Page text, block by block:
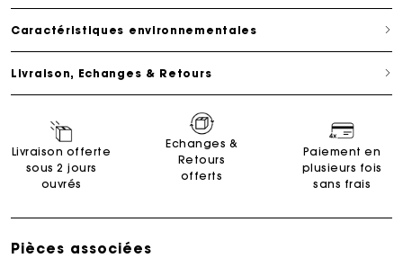
Caractéristiques environnementales
Livraison, Echanges & Retours
Livraison offerte
sous 2 jours
ouvrés
Echanges &
Retours
offerts
Paiement en
plusieurs fois
sans frais
Pièces associées